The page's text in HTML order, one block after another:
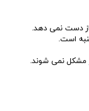
دست نمی دهد.
است.
مشکل نمی شوند.